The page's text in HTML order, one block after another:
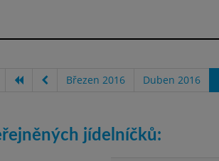
Březen 2016 Duben 2016
jídelníčků: